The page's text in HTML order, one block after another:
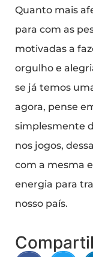
Quanto mais
para com as
motivadas a
orgulho e
se já temos
agora, pense
simplesmente
nos jogos,
com a mesma
energia para
nosso país.